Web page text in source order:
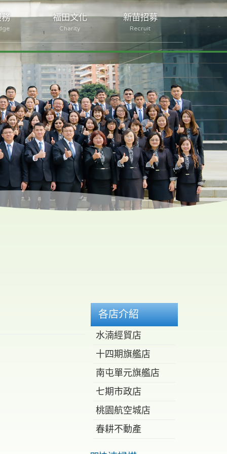
福田文化
Charity
新苗招募
Recruit
各店介紹
水湳經貿店
十四期旗艦店
南屯單元旗艦店
七期市政店
桃園航空城店
春耕不動產